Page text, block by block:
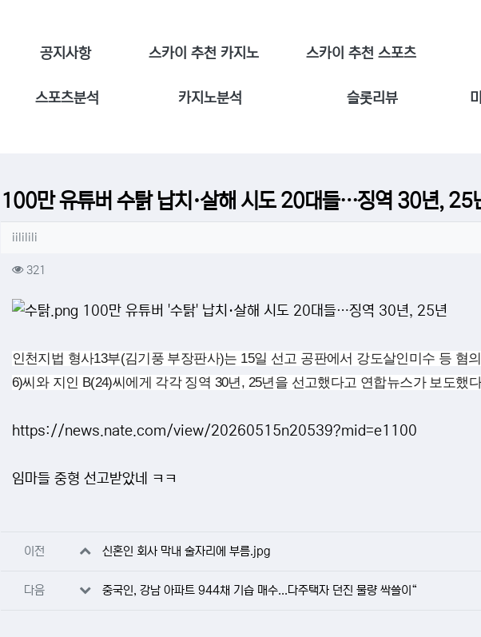
공지사항 스카이 추천 카지노 스카이 추천 스포츠
스포츠분석 카지노분석 슬롯리뷰
100만 유튜버 수탉 납치·살해 시도 20대들…징역 30년, 25
작성자 정보
iililili작성
컨텐츠 정보
321
본문
인천지법 형사13부(김기풍 부장판사)는 15일 선고 공판에서 강도살인미수 등 혐
6)씨와 지인 B(24)씨에게 각각 징역 30년, 25년을 선고했다고 연합뉴스가 보도했
https://news.nate.com/view/20260515n20539?mid=e1100
임마들 중형 선고받았네 ㅋㅋ
관련자료
이전 신혼인 회사 막내 술자리에 부름.jpg
다음 중국인, 강남 아파트 944채 기습 매수...다주택자 던진 물량 싹쓸이“